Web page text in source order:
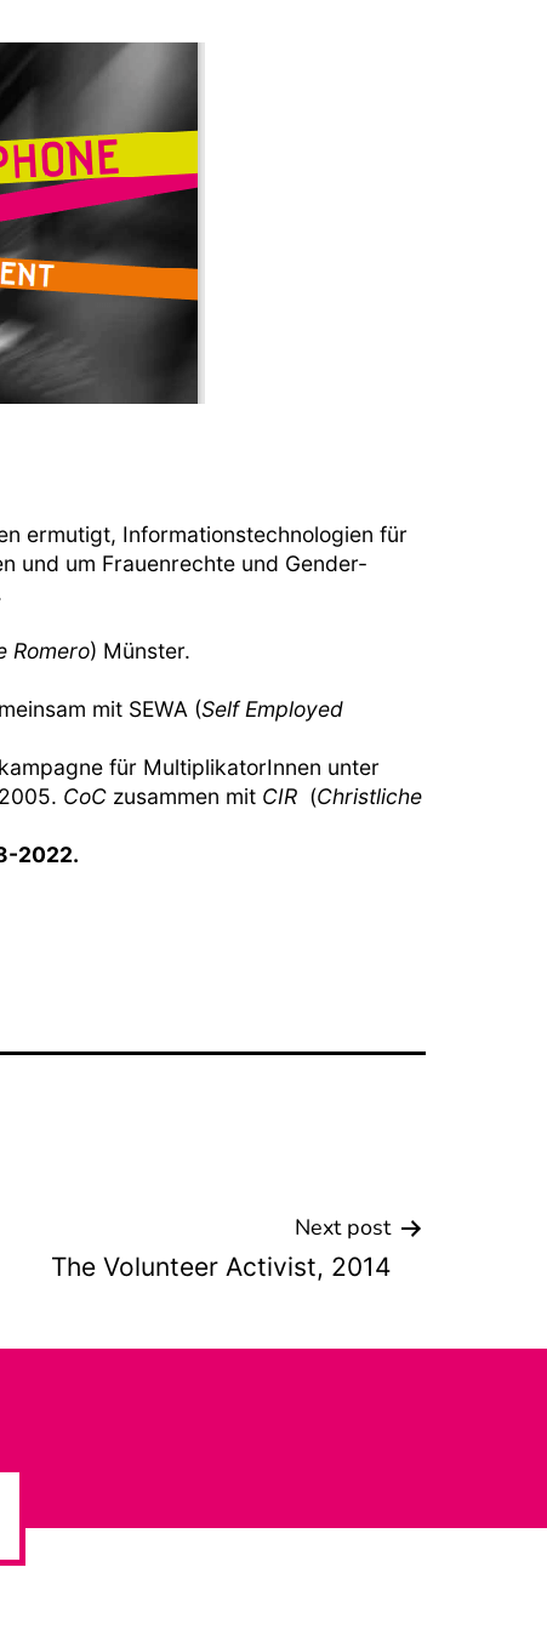
ermutigt, Informationstechnologien für
und um Frauenrechte und Gender-
Romero) Münster.
mit SEWA (Self Employed
für MultiplikatorInnen unter
CoC zusammen mit CIR (Christliche
2022.
Next post
The Volunteer Activist, 2014